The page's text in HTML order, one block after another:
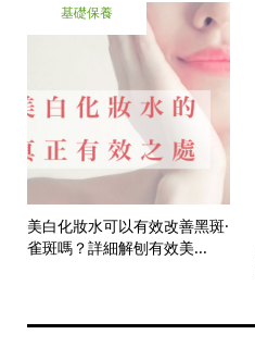
基礎保養
美白化妝水可以有效改善黑斑·
雀斑嗎？詳細解刨有效美...